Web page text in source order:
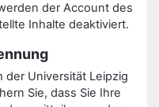
der Account des
Inhalte deaktiviert.
der Universität Leipzig
Sie, dass Sie Ihre